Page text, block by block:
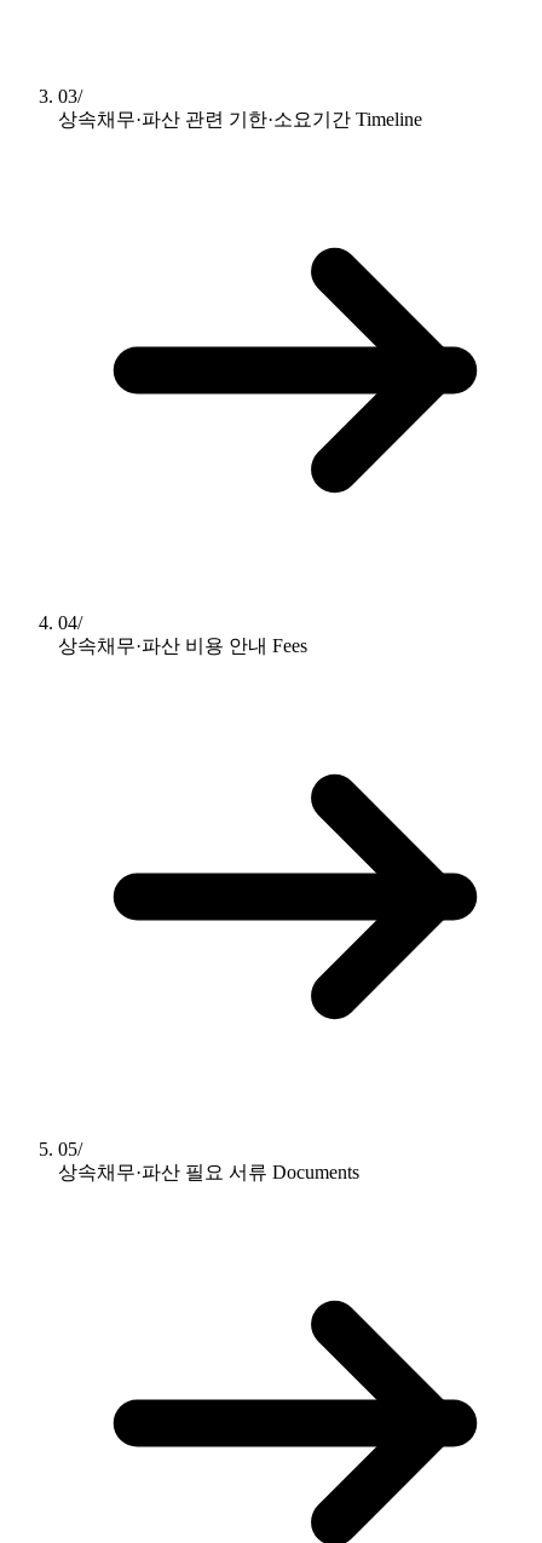
03/
상속채무·파산 관련 기한·소요기간 Timeline
04/
상속채무·파산 비용 안내 Fees
05/
상속채무·파산 필요 서류 Documents